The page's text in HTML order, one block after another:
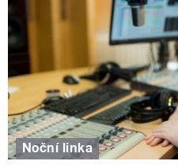
Noční linka